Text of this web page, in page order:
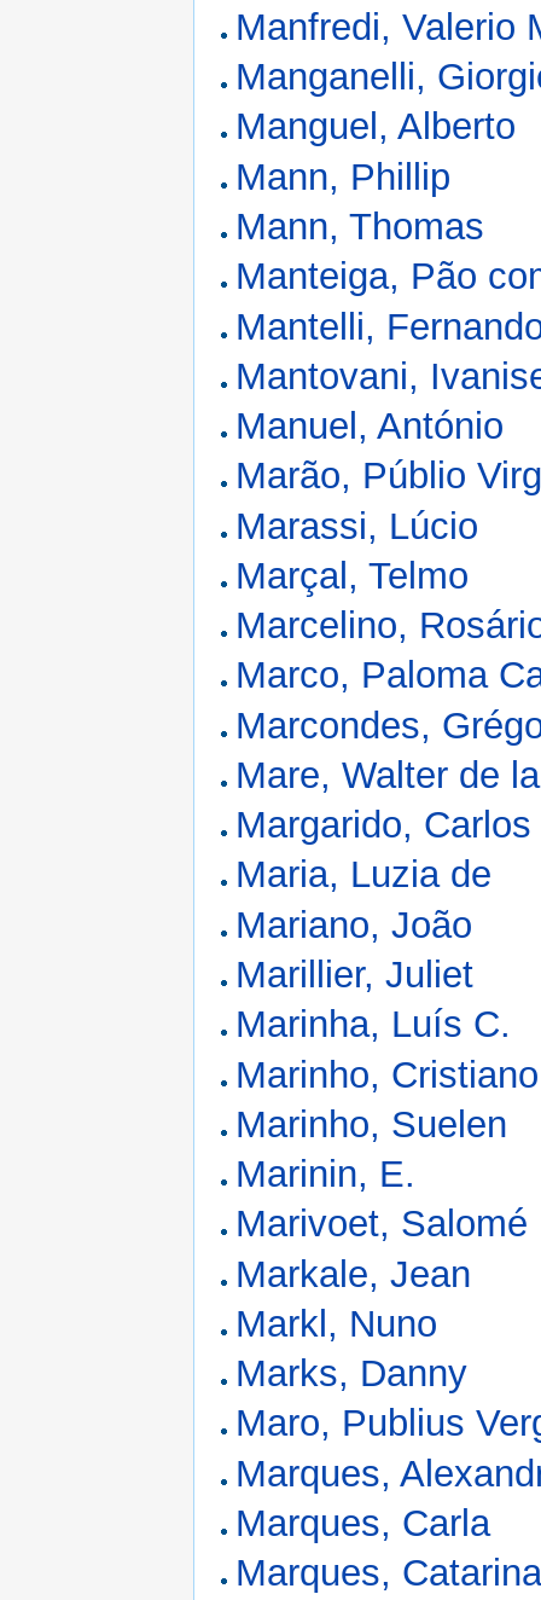
Manfredi, Valerio
Manganelli,
Manguel, Alberto
Mann, Phillip
Mann, Thomas
Manteiga, Pão
Mantelli,
Mantovani,
Manuel, António
Marão, Públio
Marassi, Lúcio
Marçal, Telmo
Marcelino,
Marco, Paloma
Marcondes,
Mare, Walter de la
Margarido, Carlos
Maria, Luzia de
Mariano, João
Marillier, Juliet
Marinha, Luís C.
Marinho,
Marinho, Suelen
Marinin, E.
Marivoet, Salomé
Markale, Jean
Markl, Nuno
Marks, Danny
Maro, Publius
Marques,
Marques, Carla
Marques,